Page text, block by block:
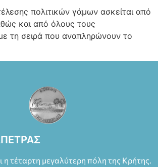
πολιτικών γάμων ασκείται από
και από όλους τους
τη σειρά που αναπληρώνουν το
η τέταρτη μεγαλύτερη πόλη της Κρήτης.